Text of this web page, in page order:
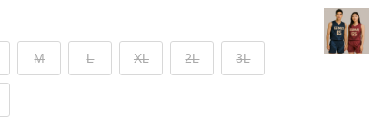
M L XL 2L 3L